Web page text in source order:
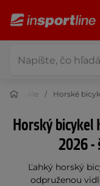
Bicykle Horské
Horský bicykel
2026 -
Ľahký horský
odpruženou